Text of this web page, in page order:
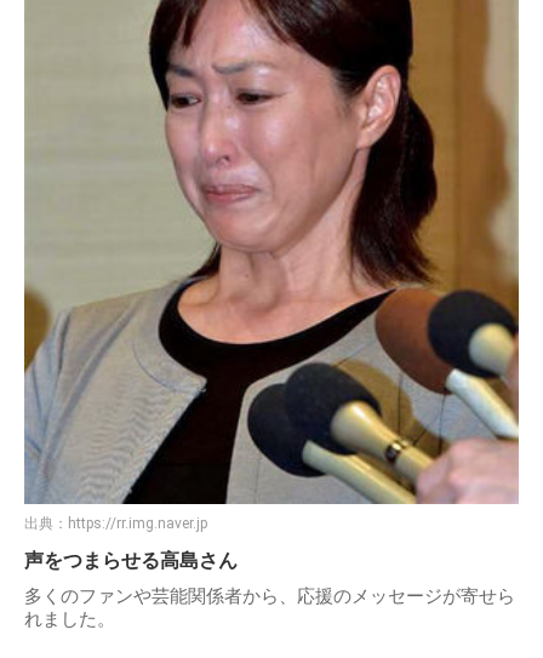
出典： https://rr.img.naver.jp
声をつまらせる高島さん
多くのファンや芸能関係者から、応援のメッセージが寄せら
れました。